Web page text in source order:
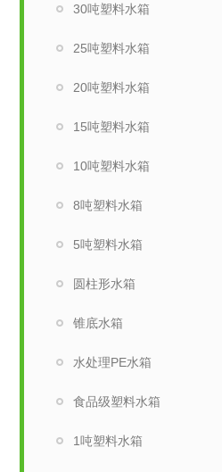
30吨塑料水箱
25吨塑料水箱
20吨塑料水箱
15吨塑料水箱
10吨塑料水箱
8吨塑料水箱
5吨塑料水箱
圆柱形水箱
锥底水箱
水处理PE水箱
食品级塑料水箱
1吨塑料水箱